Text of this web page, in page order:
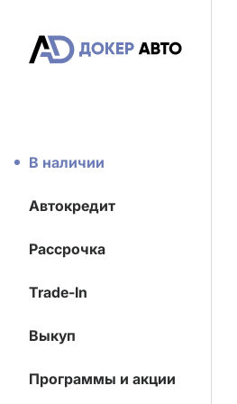
В наличии
Автокредит
Рассрочка
Trade-In
Выкуп
Программы и акции